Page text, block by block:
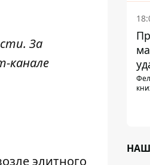
За
канале
элитного